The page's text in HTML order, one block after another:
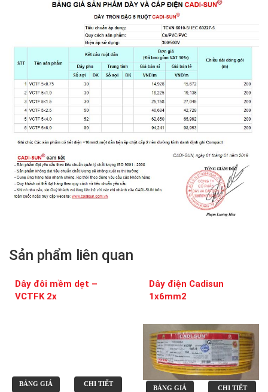
Sản phẩm liên quan
Dây đôi mềm dẹt –
VCTFK 2x
BẢNG GIÁ CHI TIẾT
Dây điện Cadisun
1x6mm2
BẢNG GIÁ CHI TIẾT